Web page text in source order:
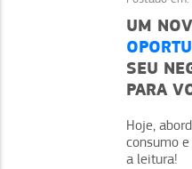
UM
SEU
PARA
Hoje,
consumo
a leitura!
fortaleça seu
boas parcerias